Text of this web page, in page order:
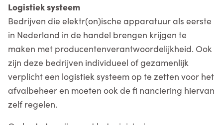
Logistiek systeem
Bedrijven die elektr(on)ische apparatuur als eerste
in Nederland in de handel brengen krijgen te
maken met producentenverantwoordelijkheid. Ook
zijn deze bedrijven individueel of gezamenlijk
verplicht een logistiek systeem op te zetten voor het
afvalbeheer en moeten ook de fi nanciering hiervan
zelf regelen.